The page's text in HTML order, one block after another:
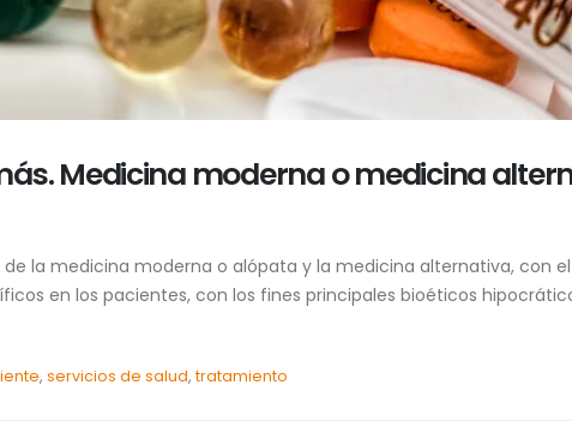
Medicina moderna o medicina
la medicina moderna o alópata y la medicina alternativa, con
en los pacientes, con los fines principales bioéticos
,servicios de salud,tratamiento